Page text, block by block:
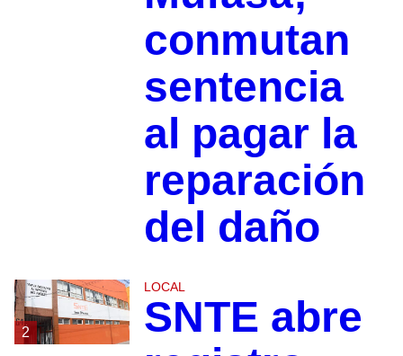
conmutan
sentencia
al pagar la
reparación
del daño
2
LOCAL
SNTE abre